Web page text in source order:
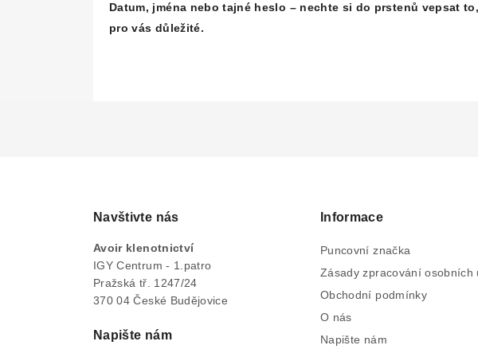
Datum, jména nebo tajné heslo – nechte si do prstenů vepsat
pro vás důležité.
Navštivte nás
Avoir klenotnictví
IGY Centrum - 1.patro
Pražská tř. 1247/24
370 04 České Budějovice
Napište nám
Informace
Puncovní značka
Zásady zpracování osobních
Obchodní podmínky
O nás
Napište nám